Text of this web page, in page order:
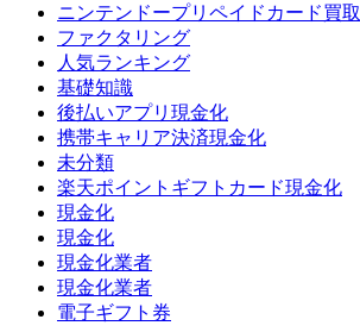
ニンテンドープリペイドカード買取
ファクタリング
人気ランキング
基礎知識
後払いアプリ現金化
携帯キャリア決済現金化
未分類
楽天ポイントギフトカード現金化
現金化
現金化
現金化業者
現金化業者
電子ギフト券